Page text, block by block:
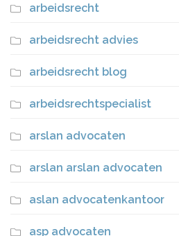
arbeidsrecht
arbeidsrecht advies
arbeidsrecht blog
arbeidsrechtspecialist
arslan advocaten
arslan arslan advocaten
aslan advocatenkantoor
asp advocaten